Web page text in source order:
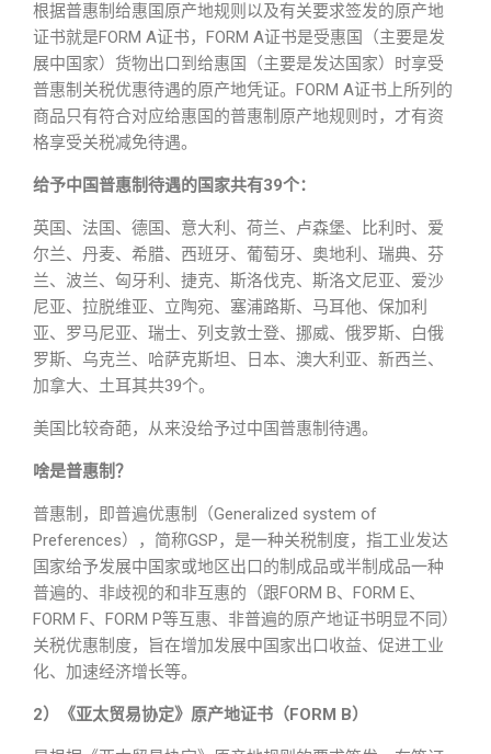
根据普惠制给惠国原产地规则以及有关要求签发的原产地
证书就是FORM A证书，FORM A证书是受惠国（主要是发
展中国家）货物出口到给惠国（主要是发达国家）时享受
普惠制关税优惠待遇的原产地凭证。FORM A证书上所列的
商品只有符合对应给惠国的普惠制原产地规则时，才有资
格享受关税减免待遇。
给予中国普惠制待遇的国家共有39个：
英国、法国、德国、意大利、荷兰、卢森堡、比利时、爱
尔兰、丹麦、希腊、西班牙、葡萄牙、奥地利、瑞典、芬
兰、波兰、匈牙利、捷克、斯洛伐克、斯洛文尼亚、爱沙
尼亚、拉脱维亚、立陶宛、塞浦路斯、马耳他、保加利
亚、罗马尼亚、瑞士、列支敦士登、挪威、俄罗斯、白俄
罗斯、乌克兰、哈萨克斯坦、日本、澳大利亚、新西兰、
加拿大、土耳其共39个。
美国比较奇葩，从来没给予过中国普惠制待遇。
啥是普惠制？
普惠制，即普遍优惠制（Generalized system of
Preferences），简称GSP，是一种关税制度，指工业发达
国家给予发展中国家或地区出口的制成品或半制成品一种
普遍的、非歧视的和非互惠的（跟FORM B、FORM E、
FORM F、FORM P等互惠、非普遍的原产地证书明显不同）
关税优惠制度，旨在增加发展中国家出口收益、促进工业
化、加速经济增长等。
2）《亚太贸易协定》原产地证书（FORM B）